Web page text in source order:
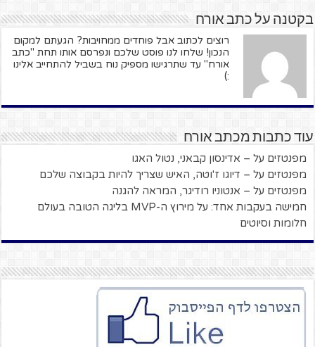
בקטנה על כתב אורח
רוצים לכתוב אבל פוחדים ממחויבות? הגעתם למקום
הנכון! שלחו לנו פוסט שלכם ונפרסם אותו תחת "כתב
אורח" עד שתרגישו מספיק נוח בשביל להתחייב אלינו
:)
עוד כתבות מכתב אורח
מפנטזים על – אדינסון קבאני, נטול האגו
מפנטזים על – דיוגו ז'וטה, האיש שצריך להיות בקבוצה שלכם
מפנטזים על – אנטוניו רודיגר, המראה להגנה
חמישה בעקבות אחד: על מירוץ ה-MVP בליגה הטובה בעולם
חלומות וסיוטים